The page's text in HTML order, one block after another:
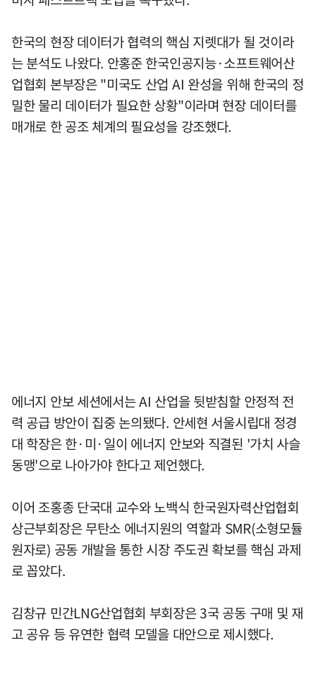
한국의 현장 데이터가 협력의 핵심 지렛대가 될 것이라
는 분석도 나왔다. 안홍준 한국인공지능·소프트웨어산
업협회 본부장은 "미국도 산업 AI 완성을 위해 한국의 정
밀한 물리 데이터가 필요한 상황"이라며 현장 데이터를
매개로 한 공조 체계의 필요성을 강조했다.
에너지 안보 세션에서는 AI 산업을 뒷받침할 안정적 전
력 공급 방안이 집중 논의됐다. 안세현 서울시립대 정경
대 학장은 한·미·일이 에너지 안보와 직결된 '가치 사슬
동맹'으로 나아가야 한다고 제언했다.
이어 조홍종 단국대 교수와 노백식 한국원자력산업협회
상근부회장은 무탄소 에너지원의 역할과 SMR(소형모듈
원자로) 공동 개발을 통한 시장 주도권 확보를 핵심 과제
로 꼽았다.
김창규 민간LNG산업협회 부회장은 3국 공동 구매 및 재
고 공유 등 유연한 협력 모델을 대안으로 제시했다.